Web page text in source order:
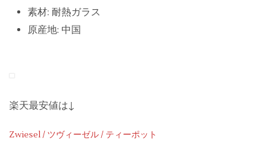
素材: 耐熱ガラス
原産地: 中国
楽天最安値は↓
Zwiesel / ツヴィーゼル / ティーポット